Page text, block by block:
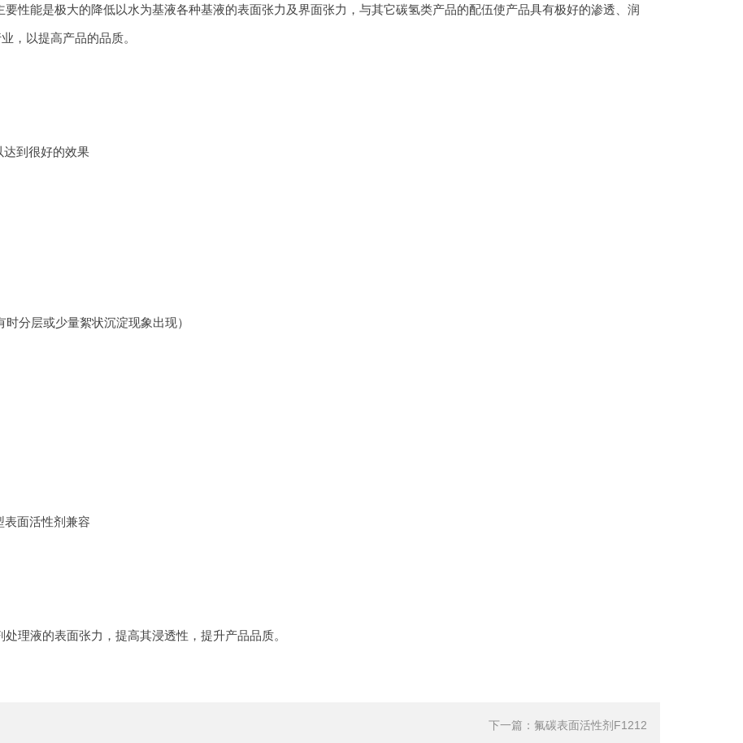
性能是极大的降低以水为基液各种基液的表面张力及界面张力，与其它碳氢类产品的配伍使产品具有极好的渗透、润
，以提高产品的品质。
达到很好的效果
层或少量絮状沉淀现象出现）
面活性剂兼容
理液的表面张力，提高其浸透性，提升产品品质。
下一篇： 氟碳表面活性剂F1212